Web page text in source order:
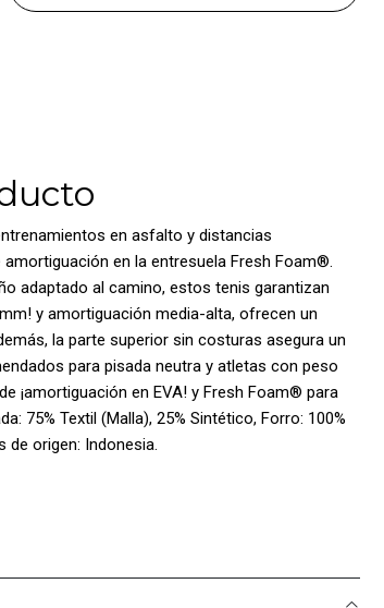
en asfalto y distancias
en la entresuela Fresh Foam®.
adaptado al camino, estos tenis garantizan
y amortiguación media-alta, ofrecen un
la parte superior sin costuras asegura un
para pisada neutra y atletas con peso
¡amortiguación en EVA! y Fresh Foam® para
75% Textil (Malla), 25% Sintético, Forro: 100%
de origen: Indonesia.